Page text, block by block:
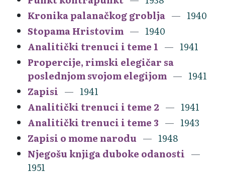
Kronika palanačkog groblja
1940
Stopama Hristovim
1940
Analitički trenuci i teme 1
1941
Propercije, rimski elegičar sa
poslednjom svojom elegijom
1941
Zapisi
1941
Analitički trenuci i teme 2
1941
Analitički trenuci i teme 3
1943
Zapisi o mome narodu
1948
Njegošu knjiga duboke odanosti
1951